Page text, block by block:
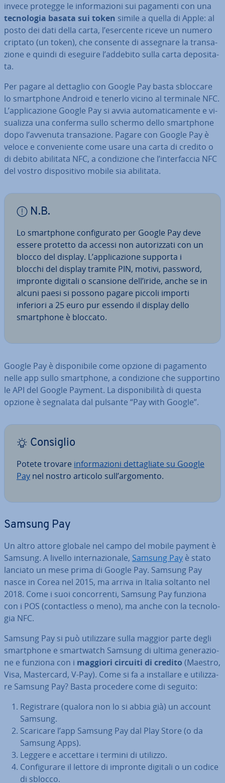
invece protegge le in­for­ma­zio­ni sui pagamenti con una
tec­no­lo­gia basata sui token simile a quella di Apple: al
posto dei dati della carta, l’esercente riceve un numero
criptato (un token), che consente di assegnare la tran­sa­
zio­ne e quindi di eseguire l’addebito sulla carta de­po­si­ta­
ta.
Per pagare al dettaglio con Google Pay basta sbloccare
lo smart­pho­ne Android e tenerlo vicino al terminale NFC.
L’ap­pli­ca­zio­ne Google Pay si avvia au­to­ma­ti­ca­men­te e vi­
sua­liz­za una conferma sullo schermo dello smart­pho­ne
dopo l’avvenuta tran­sa­zio­ne. Pagare con Google Pay è
veloce e con­ve­nien­te come usare una carta di credito o
di debito abilitata NFC, a con­di­zio­ne che l’in­ter­fac­cia NFC
del vostro di­spo­si­ti­vo mobile sia abilitata.
N.B.
Lo smart­pho­ne con­fi­gu­ra­to per Google Pay deve
essere protetto da accessi non au­to­riz­za­ti con un
blocco del display. L’ap­pli­ca­zio­ne supporta i
blocchi del display tramite PIN, motivi, password,
impronte digitali o scansione dell’iride, anche se in
alcuni paesi si possono pagare piccoli importi
inferiori a 25 euro pur essendo il display dello
smart­pho­ne è bloccato.
Google Pay è di­spo­ni­bi­le come opzione di pagamento
nelle app sullo smart­pho­ne, a con­di­zio­ne che sup­por­ti­no
le API del Google Payment. La di­spo­ni­bi­li­tà di questa
opzione è segnalata dal pulsante “Pay with Google”.
Consiglio
Potete trovare in­for­ma­zio­ni det­ta­glia­te su Google
Pay nel nostro articolo sull’argomento.
Samsung Pay
Un altro attore globale nel campo del mobile payment è
Samsung. A livello in­ter­na­zio­na­le, Samsung Pay è stato
lanciato un mese prima di Google Pay. Samsung Pay
nasce in Corea nel 2015, ma arriva in Italia soltanto nel
2018. Come i suoi con­cor­ren­ti, Samsung Pay funziona
con i POS (con­tac­tless o meno), ma anche con la tec­no­lo­
gia NFC.
Samsung Pay si può uti­liz­za­re sulla maggior parte degli
smart­pho­ne e smart­watch Samsung di ultima ge­ne­ra­zio­
ne e funziona con i maggiori circuiti di credito (Maestro,
Visa, Ma­ster­card, V-Pay). Come si fa a in­stal­la­re e uti­liz­za­
re Samsung Pay? Basta procedere come di seguito:
Re­gi­stra­re (qualora non lo si abbia già) un account
Samsung.
Scaricare l’app Samsung Pay dal Play Store (o da
Samsung Apps).
Leggere e accettare i termini di utilizzo.
Con­fi­gu­ra­re il lettore di impronte digitali o un codice
di sblocco.